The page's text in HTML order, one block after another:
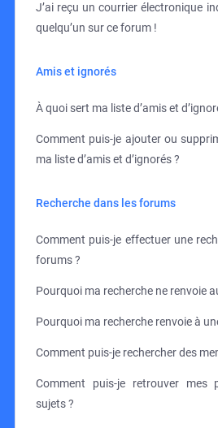
J’ai reçu un courrier électronique
quelqu’un sur ce forum !
Amis et ignorés
À quoi sert ma liste d’amis et
Comment puis-je ajouter ou
ma liste d’amis et d’ignorés ?
Recherche dans les forums
Comment puis-je effectuer une
forums ?
Pourquoi ma recherche ne renvoie
Pourquoi ma recherche renvoie à
Comment puis-je rechercher des
Comment puis-je retrouver mes
sujets ?